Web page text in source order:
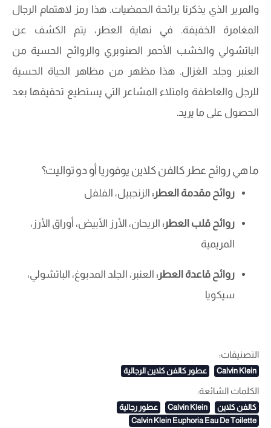
والمرير الذي يذكرنا برائحة الحمضيات. هذا رمز لاهتمام الرجال
المغامرة الخفيفة. في نهاية العطر، يتم الكشف عن
الباتشولي والخشب الأحمر الصنوبري والروائح الحسية من
العنبر وجلد الغزال. هذا مظهر من مظاهر الحياة الحسية
للرجل والعاطفة وامتلاء المشاعر التي يستطيع تحقيقها بعد
الحصول على ما يريد.
ما هي روائح عطر كالفن كلاين يوفوريا أو دو تواليت؟
روائح مقدمة العطر: الزنجبيل، الفلفل
روائح قلب العطر: الريحان، الأرز الأبيض، أوراق الأرز،
المريمية
روائح قاعدة العطر: العنبر، الجلد المدبوغ، الباتشولي،
سيكويا
التصنيفات:
Calvin Klein عطور كالفن كلاين الرجالية
الكلمات الشائعة:
كالفن كلاين Calvin Klein
عطور رجالية
Calvin Klein Euphoria Eau De Toilette